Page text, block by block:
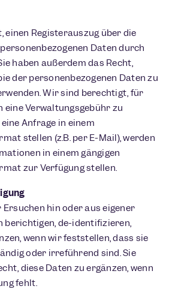
einen Registerauszug über die
Daten durch
haben außerdem das Recht,
der personenbezogenen Daten zu
Wir sind berechtigt, für
eine Verwaltungsgebühr zu
Anfrage in einem
stellen (z.B. per E-Mail), werden
in einem gängigen
zur Verfügung stellen.
hin oder aus eigener
berichtigen, de-identifizieren,
wenn wir feststellen, dass sie
oder irreführend sind. Sie
diese Daten zu ergänzen, wenn
fehlt.